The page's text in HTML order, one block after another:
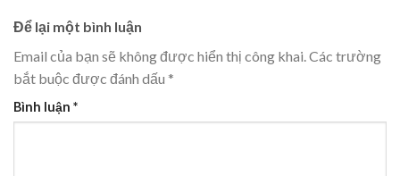
Để lại một bình luận
Email của bạn sẽ không được hiển thị công khai. Các trường
bắt buộc được đánh dấu *
Bình luận *